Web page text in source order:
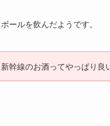
ールを飲んだようです。
幹線のお酒ってやっぱり良